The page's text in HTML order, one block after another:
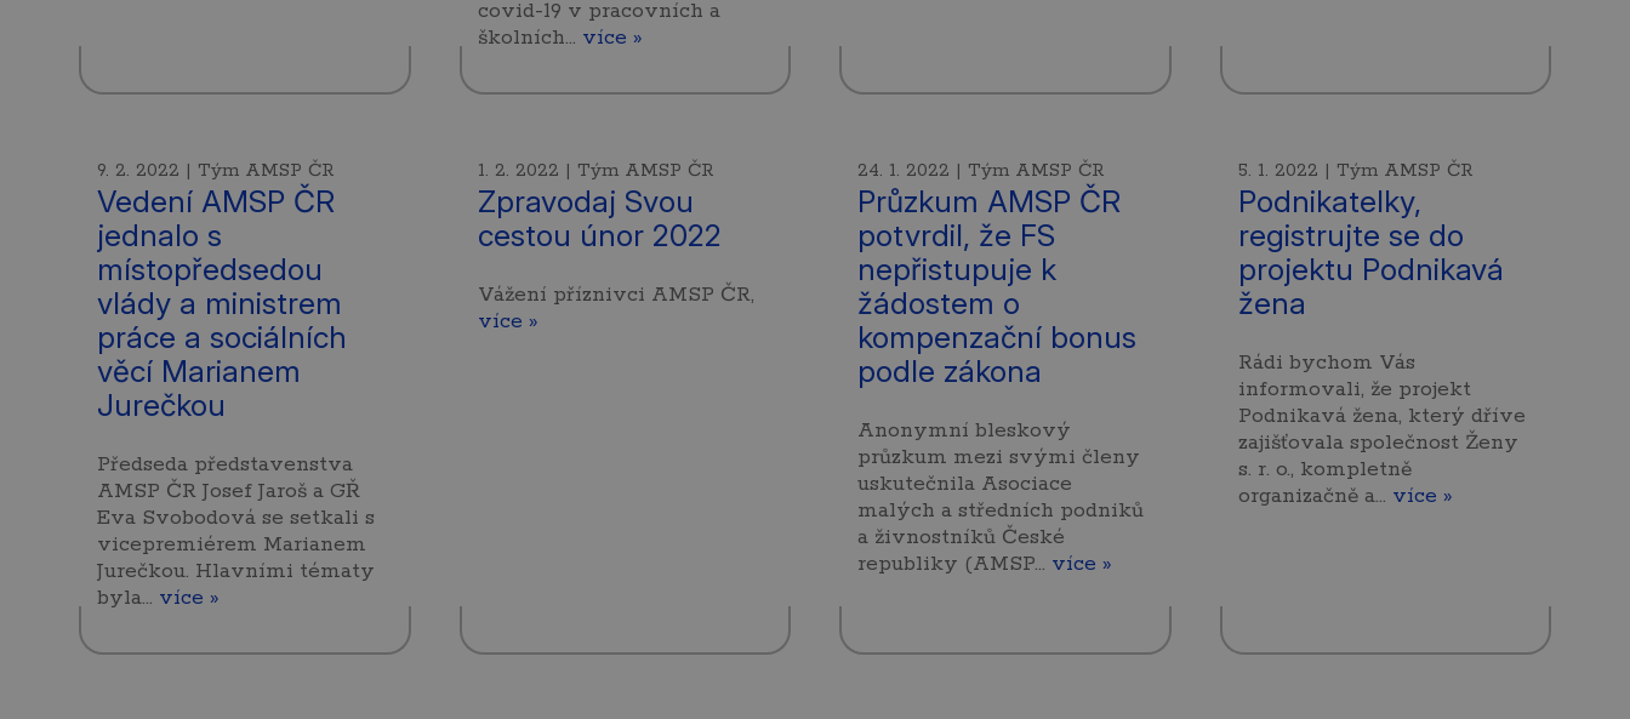
covid-19 v pracovních a
školních… více »
9. 2. 2022 | Tým AMSP ČR
Vedení AMSP ČR
jednalo s
místopředsedou
vlády a ministrem
práce a sociálních
věcí Marianem
Jurečkou
Předseda představenstva
AMSP ČR Josef Jaroš a GŘ
Eva Svobodová se setkali s
vicepremiérem Marianem
Jurečkou. Hlavními tématy
byla… více »
1. 2. 2022 | Tým AMSP ČR
Zpravodaj Svou
cestou únor 2022
Vážení příznivci AMSP ČR,
více »
24. 1. 2022 | Tým AMSP ČR
Průzkum AMSP ČR
potvrdil, že FS
nepřistupuje k
žádostem o
kompenzační bonus
podle zákona
Anonymní bleskový
průzkum mezi svými členy
uskutečnila Asociace
malých a středních podniků
a živnostníků České
republiky (AMSP… více »
5. 1. 2022 | Tým AMSP ČR
Podnikatelky,
registrujte se do
projektu Podnikavá
žena
Rádi bychom Vás
informovali, že projekt
Podnikavá žena, který dříve
zajišťovala společnost Ženy
s. r. o., kompletně
organizačně a… více »